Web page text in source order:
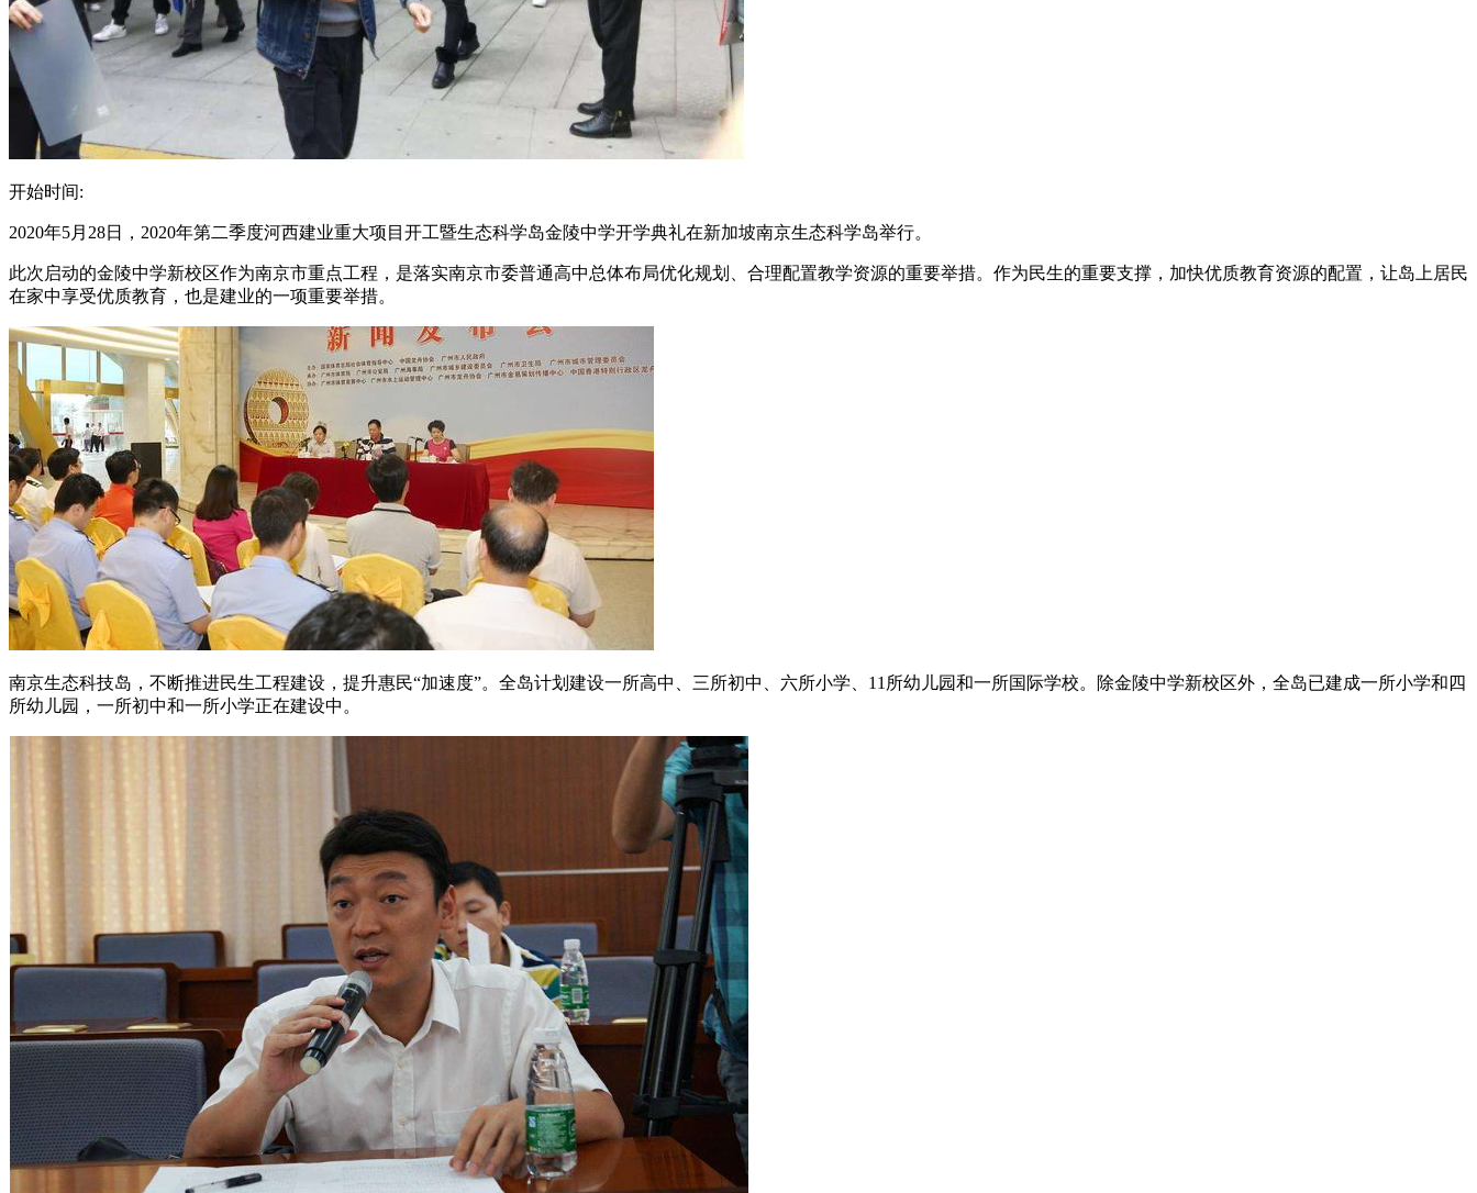
开始时间:
2020年5月28日，2020年第二季度河西建业重大项目开工暨生态科学岛金陵中学开学典礼在新加坡南京生态科学岛举行。
此次启动的金陵中学新校区作为南京市重点工程，是落实南京市委普通高中总体布局优化规划、合理配置教学资源的重要举措。作为民生的重要支撑，加快优质教育资源的配置，让岛上居民
在家中享受优质教育，也是建业的一项重要举措。
南京生态科技岛，不断推进民生工程建设，提升惠民“加速度”。全岛计划建设一所高中、三所初中、六所小学、11所幼儿园和一所国际学校。除金陵中学新校区外，全岛已建成一所小学和四
所幼儿园，一所初中和一所小学正在建设中。